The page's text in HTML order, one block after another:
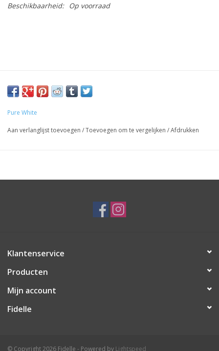
Beschikbaarheid: Op voorraad
Pure White
Aan verlanglijst toevoegen /Toevoegen om te vergelijken /Afdrukken
Klantenservice
Producten
Mijn account
Fidelle
© Copyright 2026 Fidelle - Powered by Lightspeed